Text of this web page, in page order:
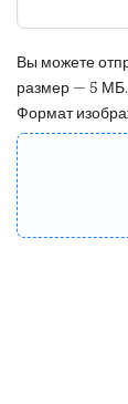
Вы можете
размер — 5 МБ.
Формат